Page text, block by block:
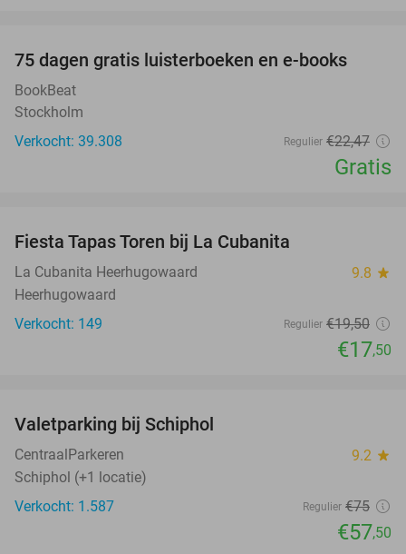
75 dagen gratis luisterboeken en e-books
BookBeat
Stockholm
Verkocht: 39.308
Regulier €22,47
Gratis
Fiesta Tapas Toren bij La Cubanita
La Cubanita Heerhugowaard 9.8 star
Heerhugowaard
Verkocht: 149
Regulier €19,50
€17,50
Valetparking bij Schiphol
CentraalParkeren 9.2 star
Schiphol (+1 locatie)
Verkocht: 1.587
Regulier €75
€57,50